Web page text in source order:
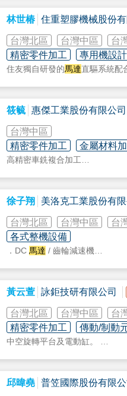
ISO 9001:2015 品質管理系統
◾️◽️◾️◽️◾️◽️◾️◽️◾️◽️◾️◽️◾️◽️◾️◽️◾️◽️◾️◽️◾️◽️◾️◽️
主軸?軸套?套筒?大小齒輪?汽
?主軸箱?馬達座?馬達定子?轉子
印刷機零件主軸?航太零件?工具
軸承座?
?承接大量及批量工件?
☑️代料成品、精密研磨
☑️全廠冷氣空調設備，全程衡溫
?????????????????????
台中市大里區東興路501巷57號
☎️886-4-24076601
886-4-24076630
✉tungyuh@livemail.tw
?www.tungyuh.weebly.com
?歡迎加入~東昱機械~粉絲專頁?
DC直流箱
移動式獨立型充電箱
太陽能馬達驅動器
獨立型變流器
屋頂型 h型固定件
棚架
落地架
林世椿 住重塑膠機械股份有
台灣北區 台灣中區 台
精密零件加工
專用機設
住友獨自研發的馬達直驅系統配
筱毓 惠傑工業股份有限公司
台灣中區
精密零件加工
金屬材料
高精密車銑複合加工
減速機/伺服馬達零件加工
汽車/機車/自行車零件加工
徐子翔 美洛克工業股份有限
台灣北區 台灣中區
台
各式整機設備
．DC 馬達 / 齒輪減速機
．3D 列印技術培訓
．3D 列印講座
．3D 列印機製造販售
黃云萱 詠鉅技研有限公司
台灣北區 台灣中區
台
精密零件加工
傳動/制動
中空旋轉平台及電動缸。
滾珠螺桿及滾珠螺桿專用固定座
TOSOK：高精密研磨級滾珠螺
邱暐堯 普笠國際股份有限公